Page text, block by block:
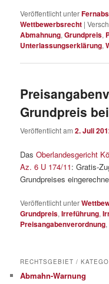
Veröffentlicht unter
Wettbewerbsrecht |
Abmahnung,Grundpreis,
Unterlassungserklärung,
Grundpreis
Veröffentlicht am2. Juli
DasOberlandesgericht
Az. 6 U 174/11: Gratis-
Grundpreises
Veröffentlicht unter
Grundpreis,Irreführung,
Preisangabenverordnung,
RECHTSGEBIET /
Abmahn-Warnung